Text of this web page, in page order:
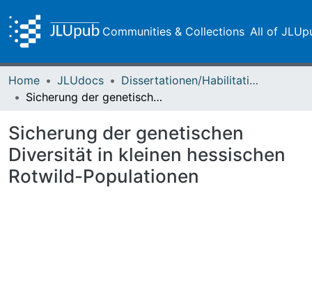
Communities & Collections All of
Home JLUdocs
Dissertationen/Habilitationen
Sicherung der genetischen Diversität in kleinen hessischen Rotwild-Populationen
Sicherung der genetischen
Diversität in kleinen hessischen
Rotwild-Populationen